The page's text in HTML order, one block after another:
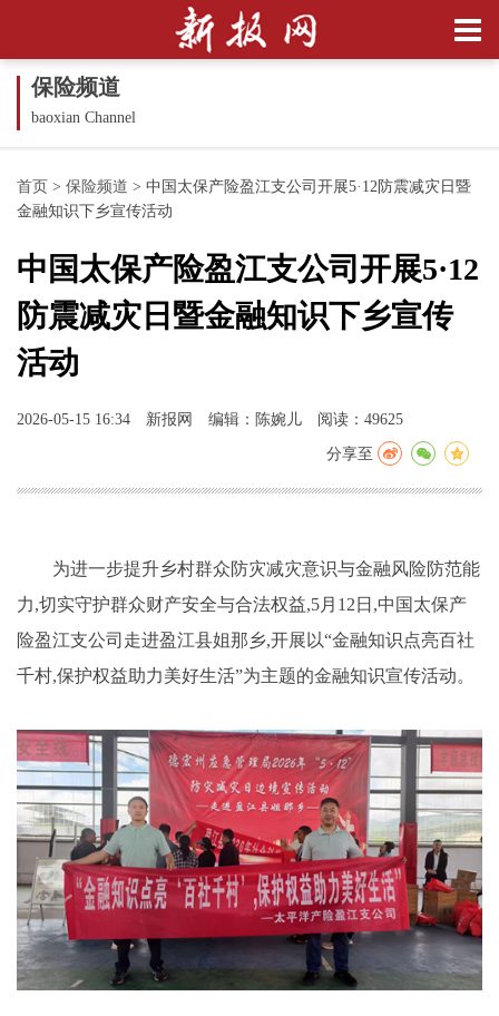
保险频道
baoxian Channel
首页 > 保险频道 > 中国太保产险盈江支公司开展5·12防震减灾日暨
金融知识下乡宣传活动
中国太保产险盈江支公司开展5·12
防震减灾日暨金融知识下乡宣传
活动
2026-05-15 16:34 新报网 编辑：陈婉儿 阅读：49625
分享至
为进一步提升乡村群众防灾减灾意识与金融风险防范能
力,切实守护群众财产安全与合法权益,5月12日,中国太保产
险盈江支公司走进盈江县姐那乡,开展以“金融知识点亮百社
千村,保护权益助力美好生活”为主题的金融知识宣传活动。